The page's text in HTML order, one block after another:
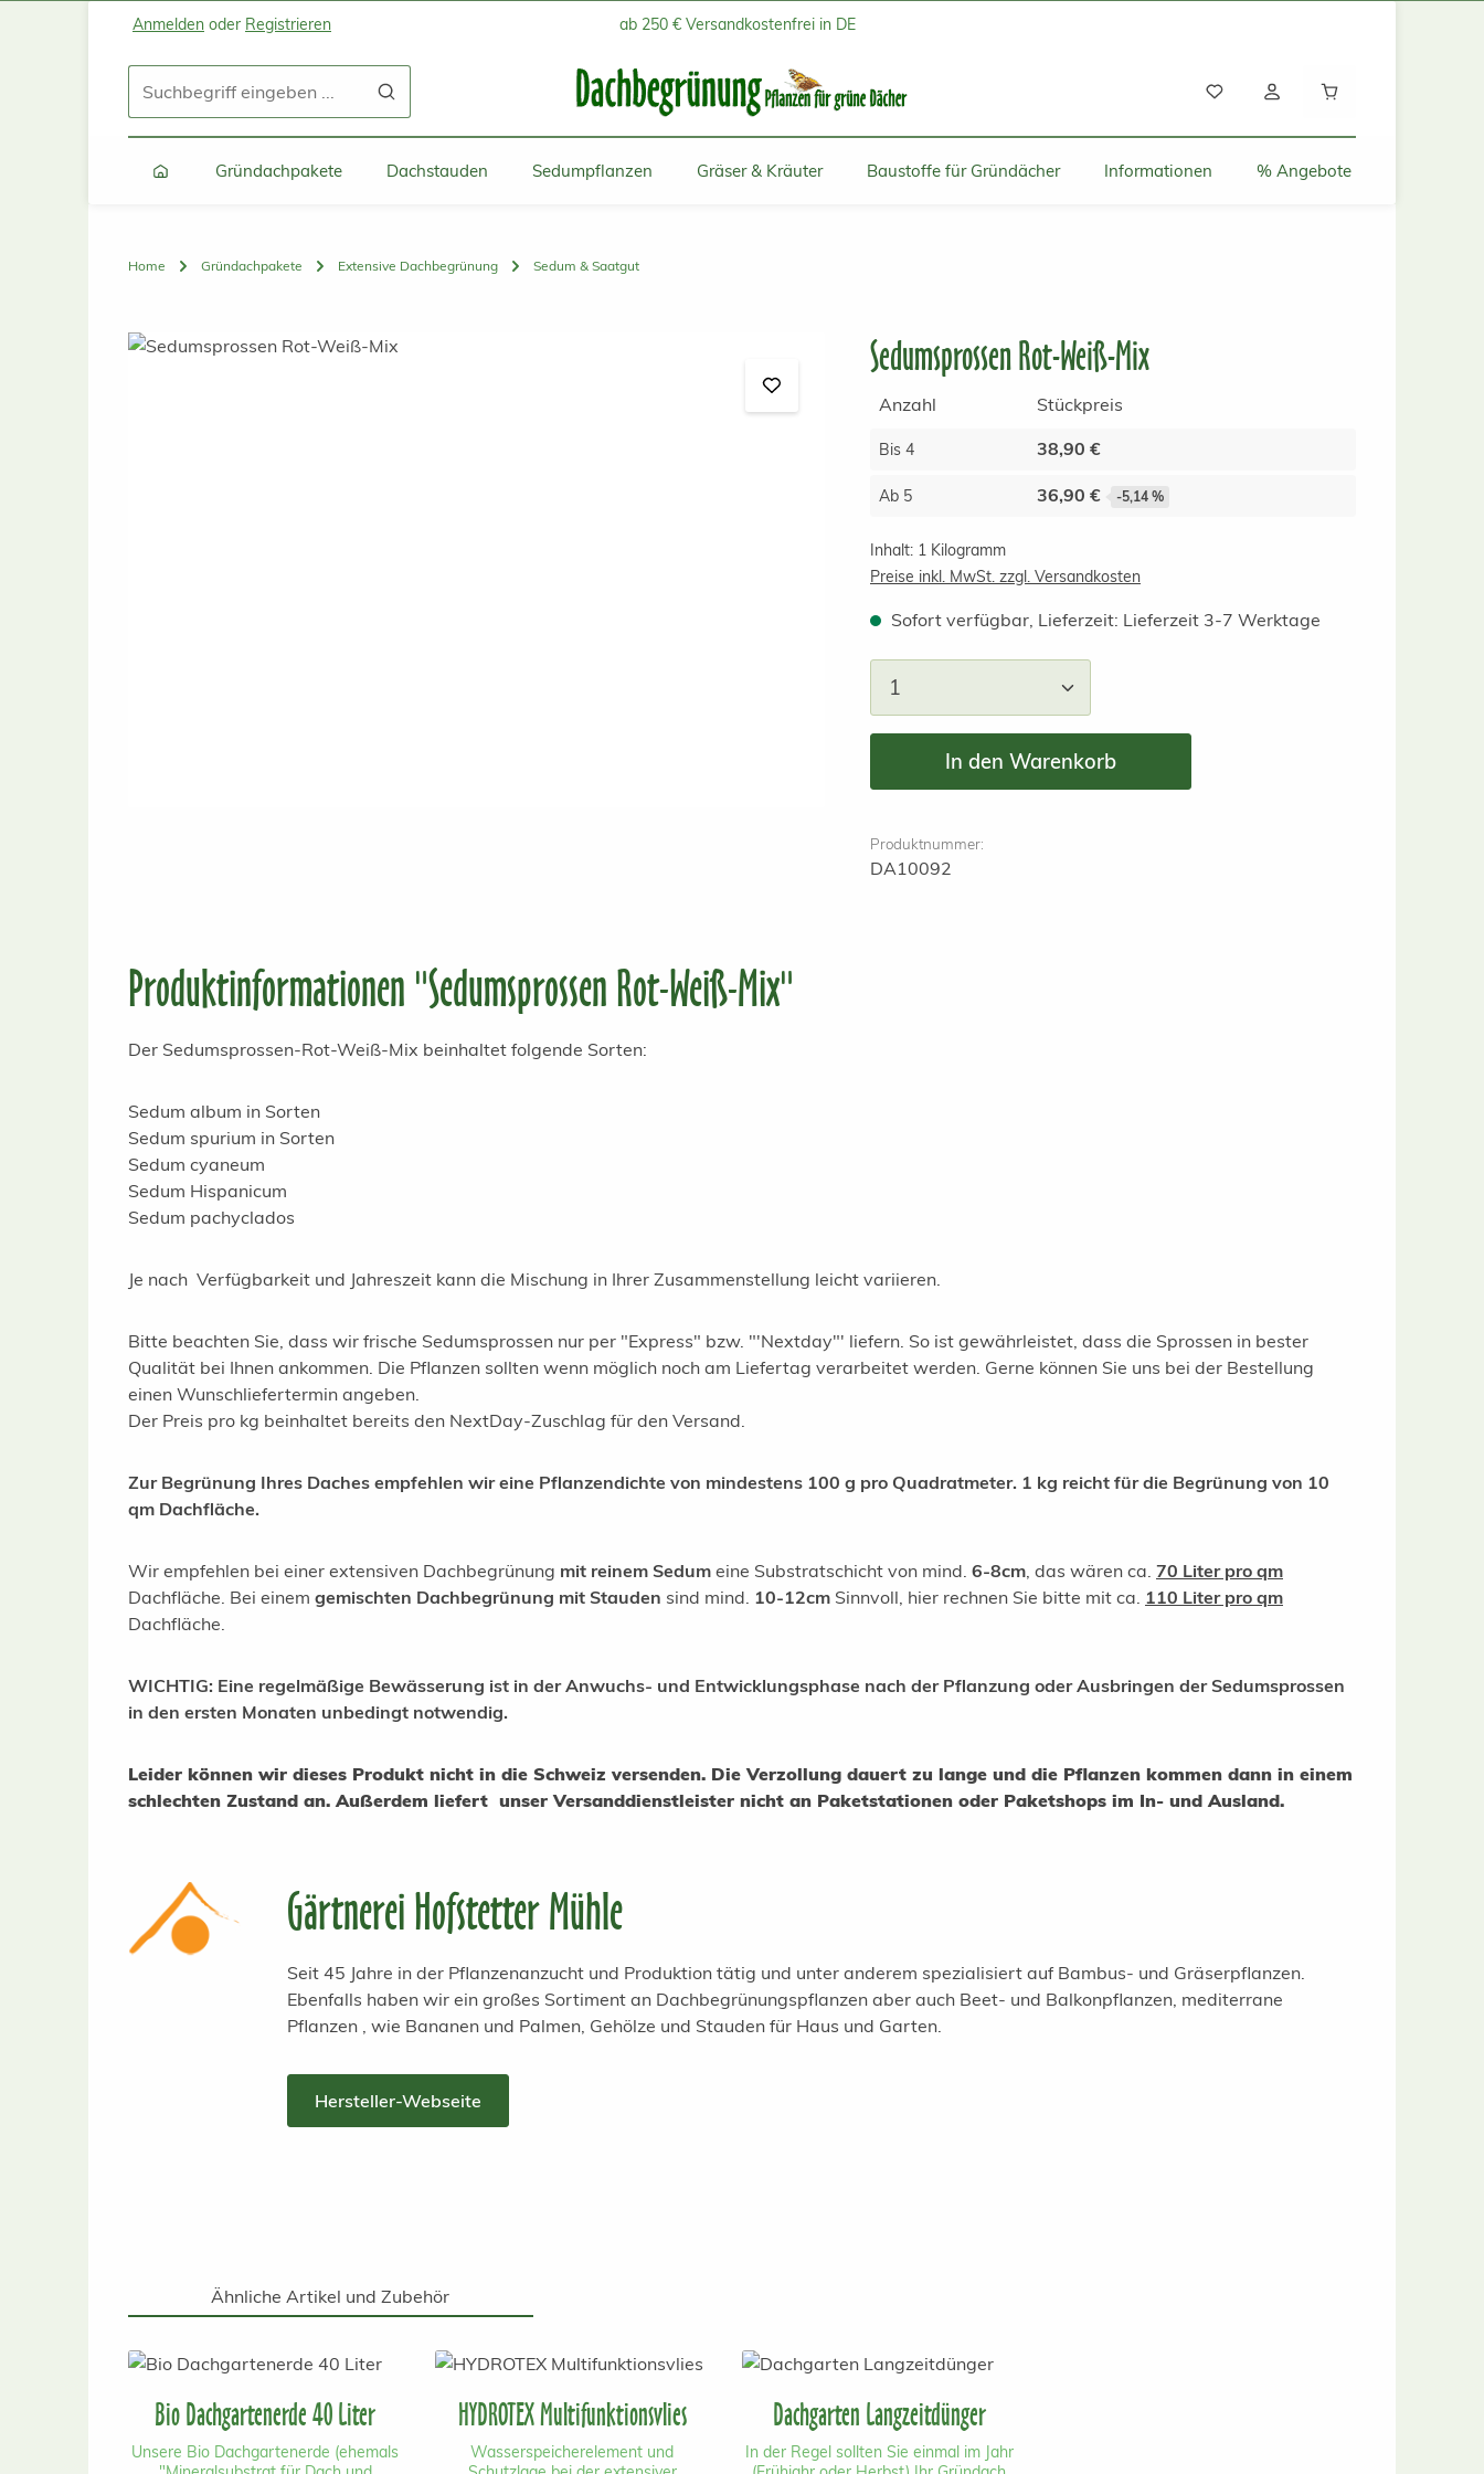
Zum Hauptinhalt springen
Zur Suche springen
Zur Hauptnavigation springen
Anmelden oder Registrieren ab 250 € Versandkostenfrei in DE
Gründachpakete Dachstauden Sedumpflanzen Gräser & Kräuter Baustoffe für Gründächer Informationen % Angebote
Home Gründachpakete Extensive Dachbegrünung Sedum & Saatgut
Bildergalerie überspringen Sedumsprossen Rot-Weiß-Mix
Anzahl Stückpreis
Bis 4 38,90 €
Ab 5 36,90 € -5,14 %
Inhalt: 1 Kilogramm
Preise inkl. MwSt. zzgl. Versandkosten
Sofort verfügbar, Lieferzeit: Lieferzeit 3-7 Werktage
Produkt Anzahl: Gib den gewünschten Wert ein
In den Warenkorb
Produktnummer:
DA10092
Produktinformationen "Sedumsprossen Rot-Weiß-Mix"
Der Sedumsprossen-Rot-Weiß-Mix beinhaltet folgende Sorten:
Sedum album in Sorten
Sedum spurium in Sorten
Sedum cyaneum
Sedum Hispanicum
Sedum pachyclados
Je nach Verfügbarkeit und Jahreszeit kann die Mischung in Ihrer Zusammenstellung leicht variieren.
Bitte beachten Sie, dass wir frische Sedumsprossen nur per "Express" bzw. "'Nextday"' liefern. So ist gewährleistet, dass die Sprossen in bester
Qualität bei Ihnen ankommen. Die Pflanzen sollten wenn möglich noch am Liefertag verarbeitet werden. Gerne können Sie uns bei der Bestellung
einen Wunschliefertermin angeben.
Der Preis pro kg beinhaltet bereits den NextDay-Zuschlag für den Versand.
Zur Begrünung Ihres Daches empfehlen wir eine Pflanzendichte von mindestens 100 g pro Quadratmeter. 1 kg reicht für die Begrünung von 10
qm Dachfläche.
Wir empfehlen bei einer extensiven Dachbegrünung mit reinem Sedum eine Substratschicht von mind. 6-8cm, das wären ca. 70 Liter pro qm
Dachfläche. Bei einem gemischten Dachbegrünung mit Stauden sind mind. 10-12cm Sinnvoll, hier rechnen Sie bitte mit ca. 110 Liter pro qm
Dachfläche.
WICHTIG: Eine regelmäßige Bewässerung ist in der Anwuchs- und Entwicklungsphase nach der Pflanzung oder Ausbringen der Sedumsprossen
in den ersten Monaten unbedingt notwendig.
Leider können wir dieses Produkt nicht in die Schweiz versenden. Die Verzollung dauert zu lange und die Pflanzen kommen dann in einem
schlechten Zustand an.Außerdem liefert unser Versanddienstleister nicht an Paketstationen oder Paketshops im In- und Ausland.
Gärtnerei Hofstetter Mühle
Seit 45 Jahre in der Pflanzenanzucht und Produktion tätig und unter anderem spezialisiert auf Bambus- und Gräserpflanzen.
Ebenfalls haben wir ein großes Sortiment an Dachbegrünungspflanzen aber auch Beet- und Balkonpflanzen, mediterrane
Pflanzen , wie Bananen und Palmen, Gehölze und Stauden für Haus und Garten.
Hersteller-Webseite
Ähnliche Artikel und Zubehör
Produktgalerie überspringen
Bio Dachgartenerde 40 Liter
Unsere Bio Dachgartenerde (ehemals
HYDROTEX Multifunktionsvlies
Wasserspeicherelement und
Dachgarten Langzeitdünger
In der Regel sollten Sie einmal im Jahr